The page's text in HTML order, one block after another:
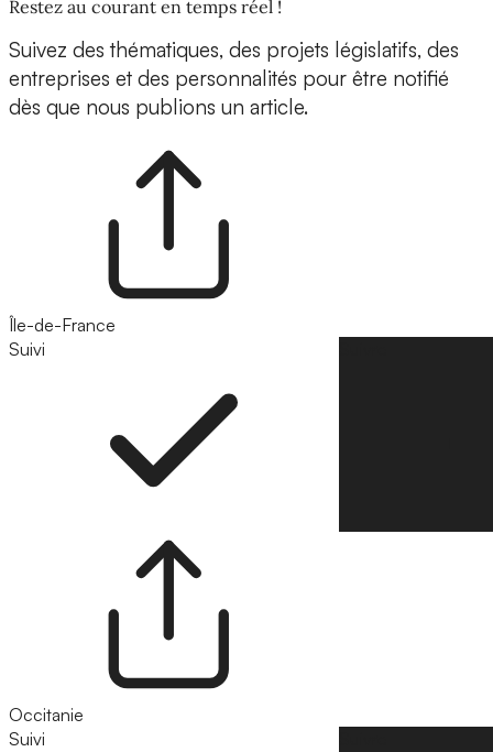
Restez au courant en temps réel !
Suivez des thématiques, des projets législatifs, des
entreprises et des personnalités pour être notifié
dès que nous publions un article.
Île-de-France
Suivi
Occitanie
Suivi